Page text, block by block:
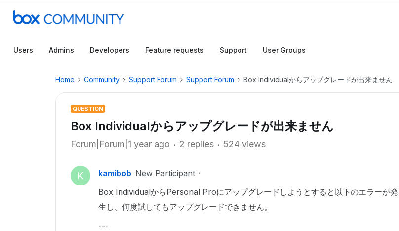
Users Admins Developers Feature requests Support User Groups
Home Community Support Forum Support Forum Box Individualからアップグレードが出来ません
QUESTION
Box Individualからアップグレードが出来ません
Forum|Forum|1 year ago 2 replies 524 views
K kamibob New Participant
Box IndividualからPersonal Proにアップグレードしようとすると以下のエラーが発
生し、何度試してもアップグレードできません。
---